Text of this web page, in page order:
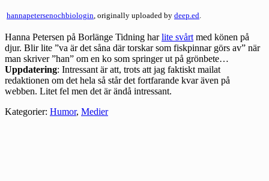
hannapetersenochbiologin, originally uploaded by deep.ed.
Hanna Petersen på Borlänge Tidning harlite svårtmed könen på
djur. Blir lite ”va är det såna där torskar som fiskpinnar görs av” när
man skriver ”han” om en ko som springer ut på grönbete…
Uppdatering: Intressant är att, trots att jag faktiskt mailat
redaktionen om det hela så står det fortfarande kvar även på
webben. Litet fel men det är ändå intressant.
Kategorier: Humor, Medier